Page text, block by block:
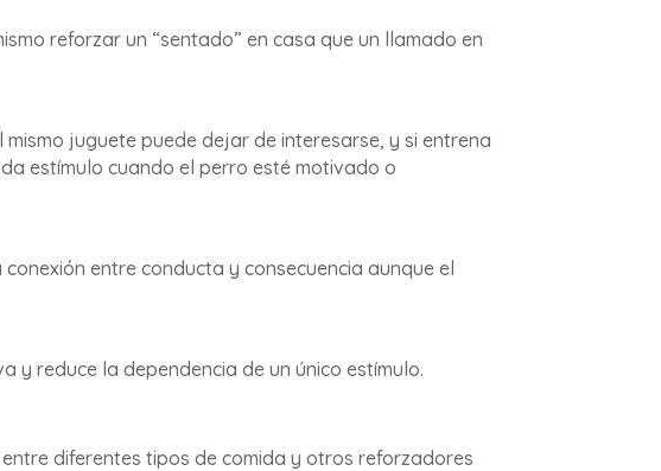
reforzar un “sentado” en casa que un llamado en
juguete puede dejar de interesarse, y si entrena
estímulo cuando el perro esté motivado o
entre conducta y consecuencia aunque el
reduce la dependencia de un único estímulo.
diferentes tipos de comida y otros reforzadores